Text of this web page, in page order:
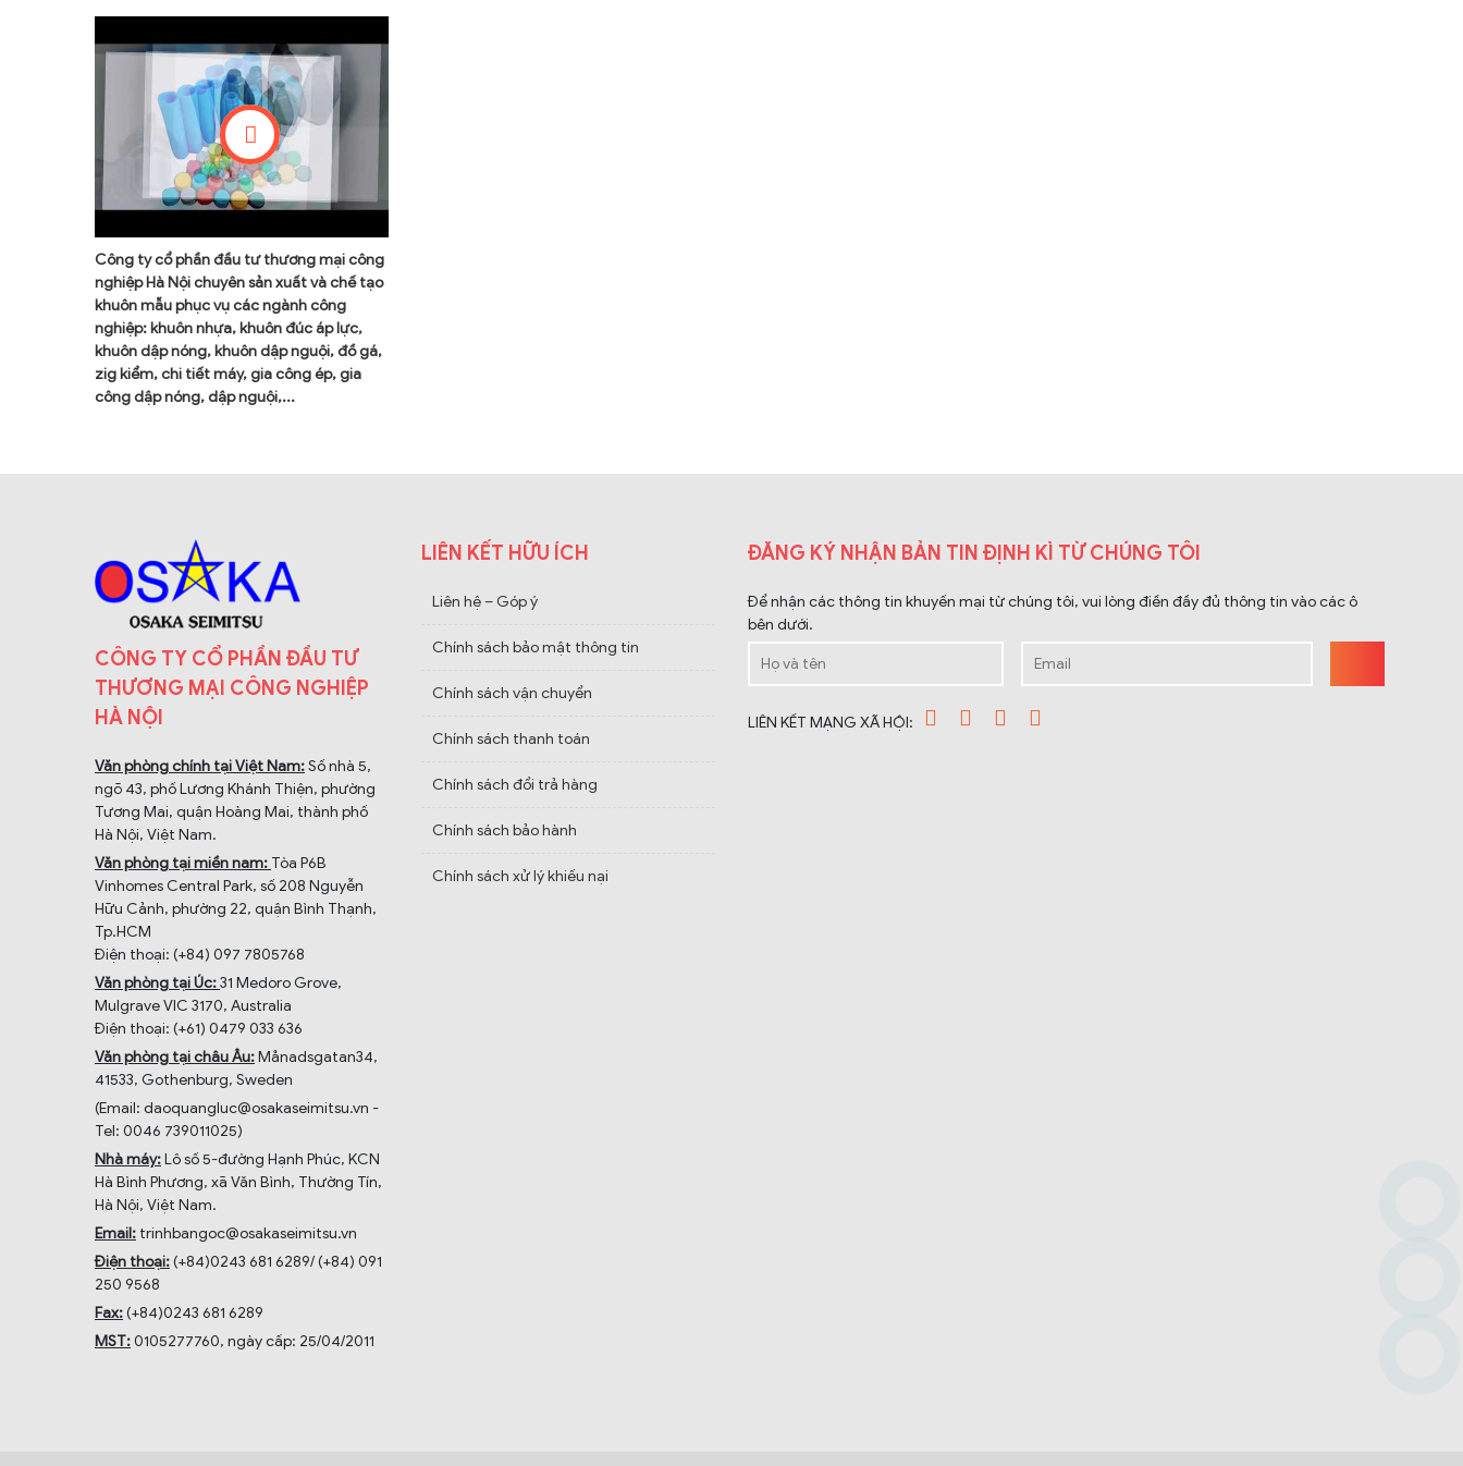
Công ty cổ phần đầu tư thương mại công
nghiệp Hà Nội chuyên sản xuất và chế tạo
khuôn mẫu phục vụ các ngành công
nghiệp: khuôn nhựa, khuôn đúc áp lực,
khuôn dập nóng, khuôn dập nguội, đồ gá,
zig kiểm, chi tiết máy, gia công ép, gia
công dập nóng, dập nguội,...
CÔNG TY CỔ PHẦN ĐẦU TƯ
THƯƠNG MẠI CÔNG NGHIỆP
HÀ NỘI
Văn phòng chính tại Việt Nam:Số nhà 5,
ngõ 43, phố Lương Khánh Thiện, phường
Tương Mai, quận Hoàng Mai, thành phố
Hà Nội, Việt Nam.
Văn phòng tại miền nam: Tòa P6B
Vinhomes Central Park, số 208 Nguyễn
Hữu Cảnh, phường 22, quận Bình Thạnh,
Tp.HCM
Điện thoại: (+84) 097 7805768
Văn phòng tại Úc:31 Medoro Grove,
Mulgrave VIC 3170, Australia
Điện thoại: (+61) 0479 033 636
Văn phòng tại châu Âu:Månadsgatan34,
41533, Gothenburg, Sweden
(Email: daoquangluc@osakaseimitsu.vn -
Tel: 0046 739011025)
Nhà máy:Lô số 5-đường Hạnh Phúc, KCN
Hà Bình Phương, xã Văn Bình, Thường Tín,
Hà Nội, Việt Nam.
Email: trinhbangoc@osakaseimitsu.vn
Điện thoại:(+84)0243 681 6289/ (+84) 091
250 9568
Fax:(+84)0243 681 6289
MST:0105277760, ngày cấp: 25/04/2011
LIÊN KẾT HỮU ÍCH
Liên hệ – Góp ý
Chính sách bảo mật thông tin
Chính sách vận chuyển
Chính sách thanh toán
Chính sách đổi trả hàng
Chính sách bảo hành
Chính sách xử lý khiếu nại
ĐĂNG KÝ NHẬN BẢN TIN ĐỊNH KÌ TỪ CHÚNG TÔI
Để nhận các thông tin khuyến mại từ chúng tôi, vui lòng điền đầy đủ thông tin vào các ô
bên dưới.
LIÊN KẾT MẠNG XÃ HỘI: